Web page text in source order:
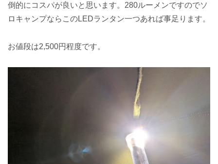
倒的にコスパが良いと思います。280ルーメンですのでソ
ロキャンプならこのLEDランタン一つあれば事足ります。
お値段は2,500円程度です。